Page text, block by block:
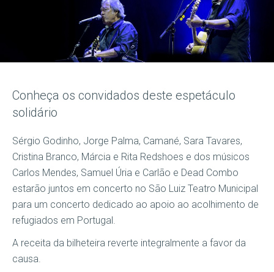
Conheça os convidados deste espetáculo
solidário
Sérgio Godinho, Jorge Palma, Camané, Sara Tavares,
Cristina Branco, Márcia e Rita Redshoes e dos músicos
Carlos Mendes, Samuel Úria e Carlão e Dead Combo
estarão juntos em concerto no São Luiz Teatro Municipal
para um concerto dedicado ao apoio ao acolhimento de
refugiados em Portugal.
A receita da bilheteira reverte integralmente a favor da
causa.